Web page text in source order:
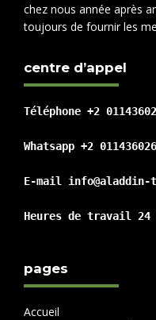
chez nous année après
toujours de fournir les
centre d’appel
Téléphone +2
Whatsapp +2
E-mail info@aladdin-
Heures de travail
pages
Accueil